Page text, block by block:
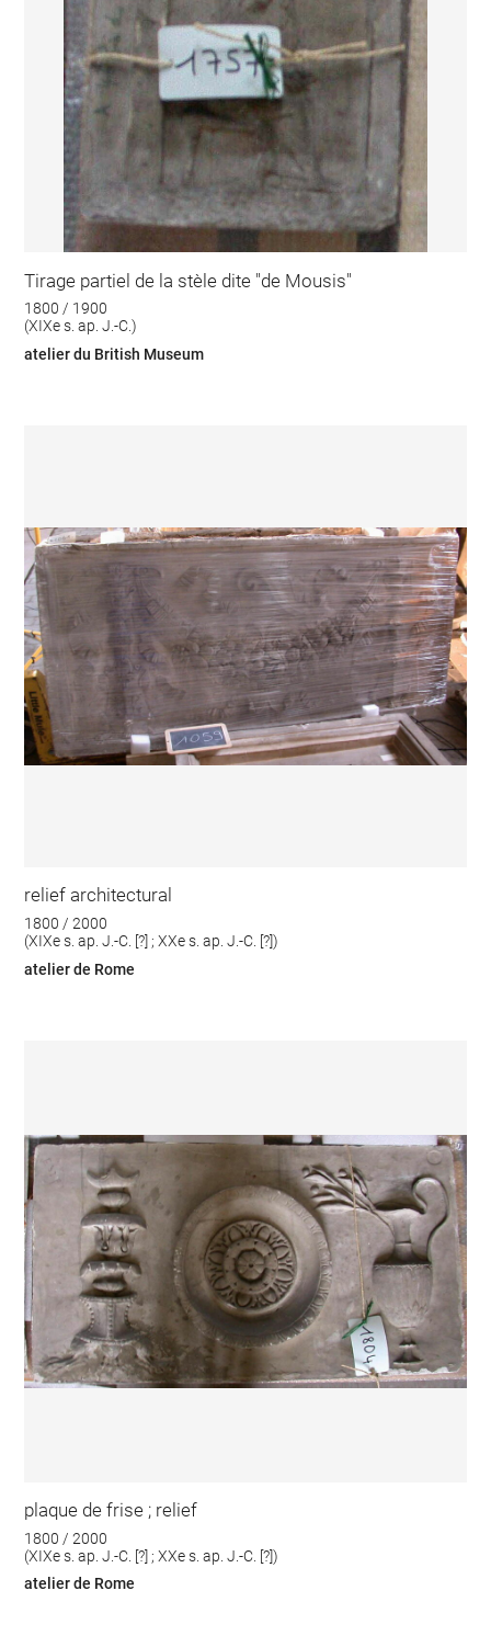
Tirage partiel de la stèle dite "de Mousis"
1800 / 1900
(XIXe s. ap. J.-C.)
atelier du British Museum
relief architectural
1800 / 2000
(XIXe s. ap. J.-C. [?] ; XXe s. ap. J.-C. [?])
atelier de Rome
plaque de frise ; relief
1800 / 2000
(XIXe s. ap. J.-C. [?] ; XXe s. ap. J.-C. [?])
atelier de Rome